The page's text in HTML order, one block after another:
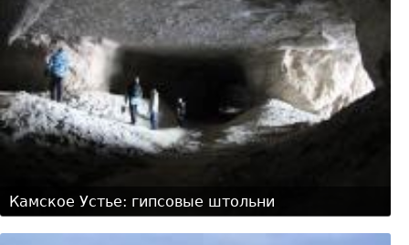
Камское Устье: гипсовые штольни